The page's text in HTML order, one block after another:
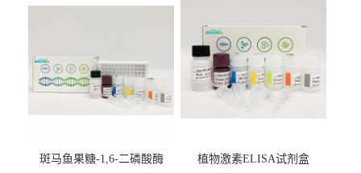
斑马鱼果糖-1,6-二磷酸酶
植物激素ELISA试剂盒